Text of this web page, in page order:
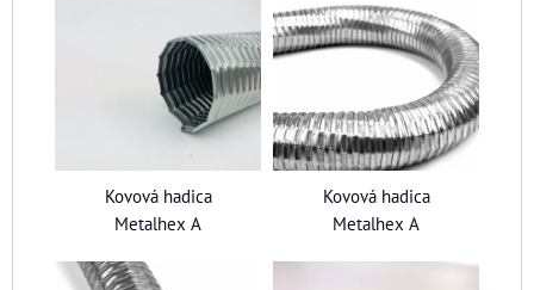
Kovová hadica
Metalhex A
Kovová hadica
Metalhex A